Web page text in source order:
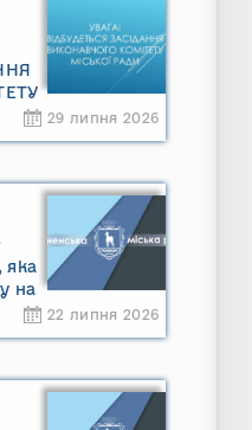
29 липня 2026
яка
на
З
22 липня 2026